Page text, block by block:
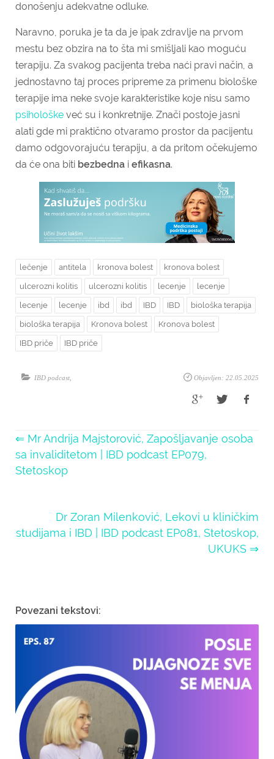
donošenju adekvatne odluke.
Naravno, poruka je ta da je ipak zdravlje na prvom
mestu bez obzira na to šta mi smišljali kao moguću
terapiju. Za svakog pacijenta treba naći pravi način, a
jednostavno taj proces pripreme za primenu biološke
terapije ima neke svoje karakteristike koje nisu samo
psihološke već su i konkretnije. Znači postoje jasni
alati gde mi praktično otvaramo prostor da pacijentu
damo odgovorajuću terapiju, a da pritom očekujemo
da će ona biti bezbedna i efikasna.
lečenje antitela kronova bolest kronova bolest
ulcerozni kolitis ulcerozni kolitis lecenje lecenje
lecenje lecenje ibd ibd IBD IBD biološka terapija
biološka terapija Kronova bolest Kronova bolest
IBD priče IBD priče
Objavljen: 22.05.2025
IBD podcast
⇐ Mr Andrija Majstorović, Zapošljavanje osoba
sa invaliditetom | IBD podcast EP079,
Stetoskop
Dr Zoran Milenković, Lekovi u kliničkim
studijama i IBD | IBD podcast EP081, Stetoskop,
UKUKS ⇒
Povezani tekstovi: